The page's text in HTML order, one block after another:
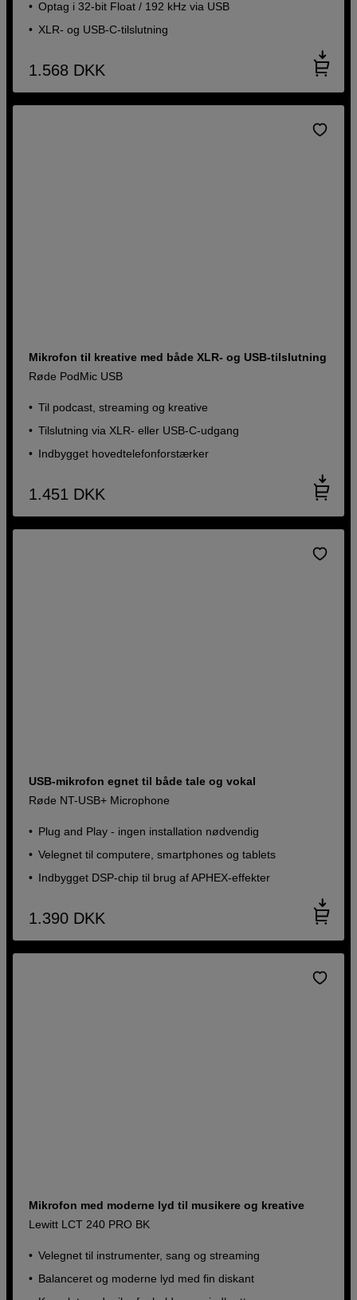
Optag i 32-bit Float / 192 kHz via USB
XLR- og USB-C-tilslutning
1.568 DKK
Mikrofon til kreative med både XLR- og USB-tilslutning
Røde PodMic USB
Til podcast, streaming og kreative
Tilslutning via XLR- eller USB-C-udgang
Indbygget hovedtelefonforstærker
1.451 DKK
USB-mikrofon egnet til både tale og vokal
Røde NT-USB+ Microphone
Plug and Play - ingen installation nødvendig
Velegnet til computere, smartphones og tablets
Indbygget DSP-chip til brug af APHEX-effekter
1.390 DKK
Mikrofon med moderne lyd til musikere og kreative
Lewitt LCT 240 PRO BK
Velegnet til instrumenter, sang og streaming
Balanceret og moderne lyd med fin diskant